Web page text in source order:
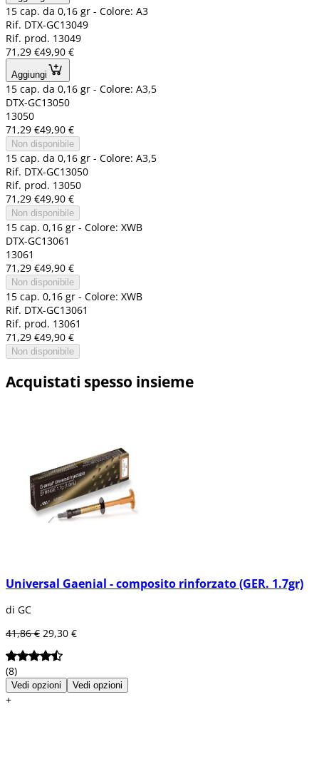
15 cap. da 0,16 gr - Colore: A3
Rif. DTX-GC13049
Rif. prod. 13049
71,29 €49,90 €
Aggiungi
15 cap. da 0,16 gr - Colore: A3,5
DTX-GC13050
13050
71,29 €49,90 €
Non disponibile
15 cap. da 0,16 gr - Colore: A3,5
Rif. DTX-GC13050
Rif. prod. 13050
71,29 €49,90 €
Non disponibile
15 cap. 0,16 gr - Colore: XWB
DTX-GC13061
13061
71,29 €49,90 €
Non disponibile
15 cap. 0,16 gr - Colore: XWB
Rif. DTX-GC13061
Rif. prod. 13061
71,29 €49,90 €
Non disponibile
Acquistati spesso insieme
Universal Gaenial - composito rinforzato (GER. 1.7gr)
di GC
41,86 € 29,30 €
(8)
Vedi opzioni Vedi opzioni
+